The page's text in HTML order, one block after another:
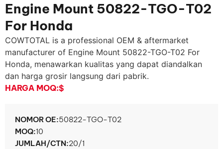
Engine Mount 50822-TGO-T02
For Honda
COWTOTAL is a professional OEM & aftermarket
manufacturer of Engine Mount 50822-TGO-T02 For
Honda, menawarkan kualitas yang dapat diandalkan
dan harga grosir langsung dari pabrik.
HARGA MOQ:$
NOMOR OE:50822-TGO-T02
MOQ:10
JUMLAH/CTN:20/1